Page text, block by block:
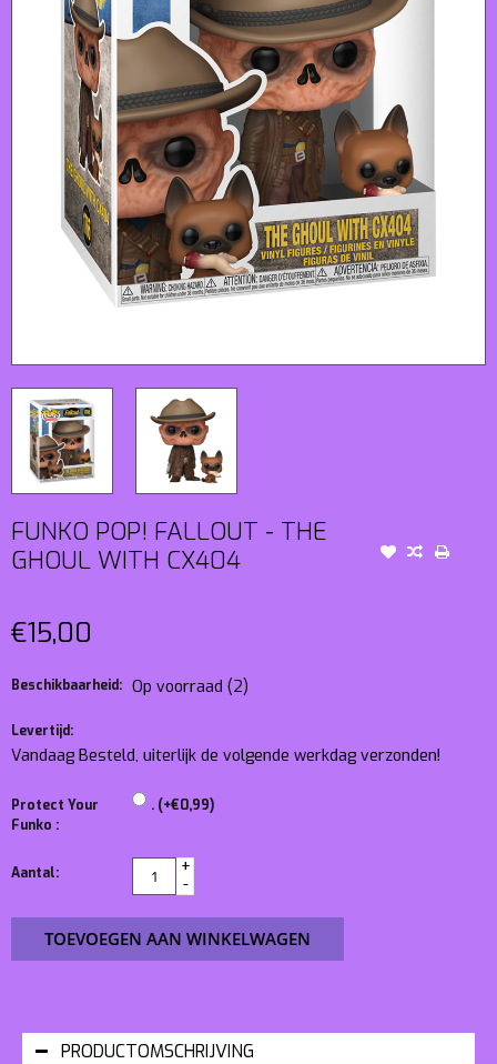
FUNKO POP! FALLOUT - THE
GHOUL WITH CX404
€15,00
Beschikbaarheid: Op voorraad (2)
Levertijd:
Vandaag Besteld, uiterlijk de volgende werkdag verzonden!
Protect Your
Funko :
. (+€0,99)
Aantal:
+
-
TOEVOEGEN AAN WINKELWAGEN
PRODUCTOMSCHRIJVING